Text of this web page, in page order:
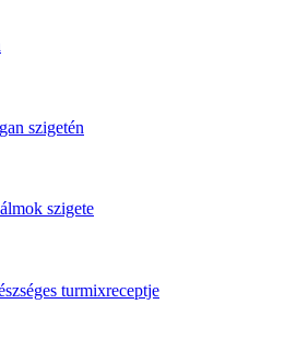
szigetén
szigete
turmixreceptje